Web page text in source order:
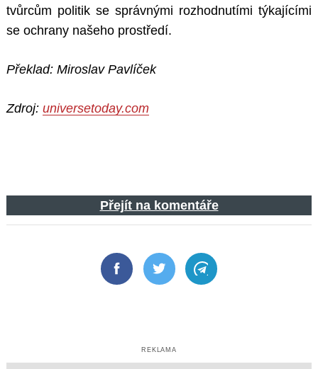
tvůrcům politik se správnými rozhodnutími týkajícími
se ochrany našeho prostředí.
Překlad: Miroslav Pavlíček
Zdroj: universetoday.com
Přejít na komentáře
FacebookTwitter Telegram
REKLAMA